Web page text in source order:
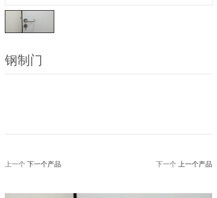
钢制门
上一个 下一个产品 下一个 上一个产品